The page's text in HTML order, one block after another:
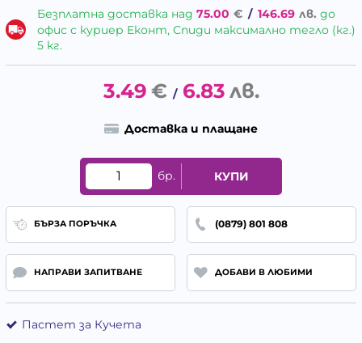
Безплатна доставка над 75.00 € / 146.69 лв. до
офис с куриер Еконт, Спиди максимално тегло (кг.)
5 кг.
3.49 € / 6.83 лв.
Доставка и плащане
бр. КУПИ
БЪРЗА ПОРЪЧКА (0879) 801 808
НАПРАВИ ЗАПИТВАНЕ ДОБАВИ В ЛЮБИМИ
Пастет за Кучета